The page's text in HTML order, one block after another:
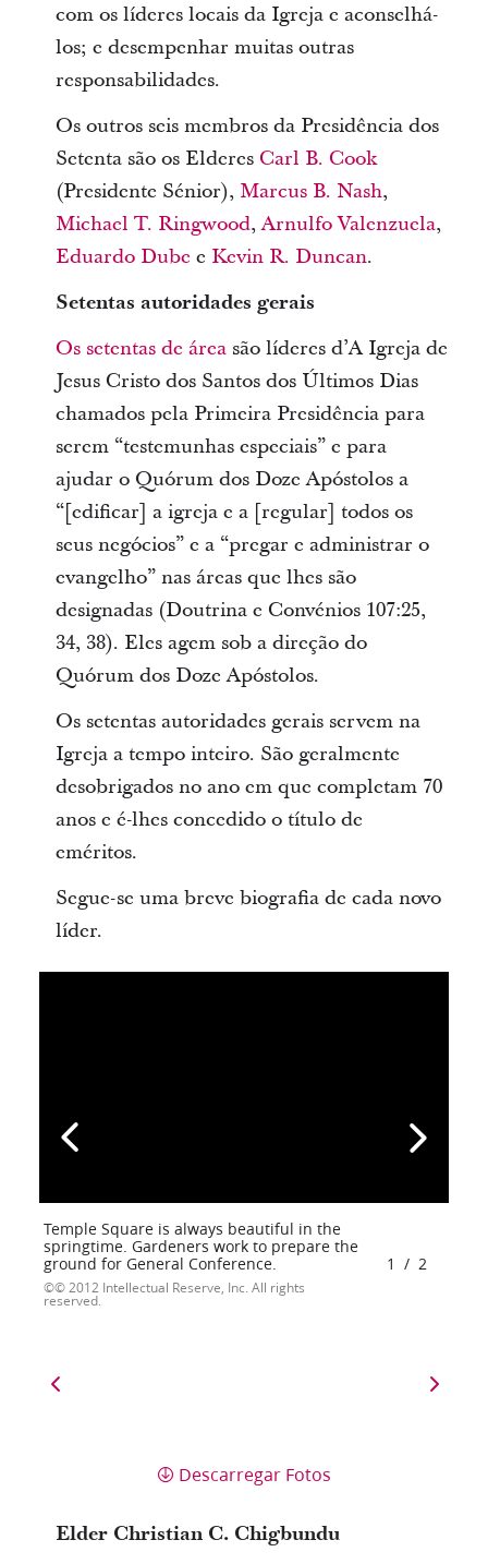
com os líderes locais da Igreja e aconselhá-
los; e desempenhar muitas outras
responsabilidades.
Os outros seis membros da Presidência dos
Setenta são os Elderes Carl B. Cook
(Presidente Sénior), Marcus B. Nash,
Michael T. Ringwood,Arnulfo Valenzuela,
Eduardo Dube e Kevin R. Duncan.
Setentas autoridades gerais
Os setentas de áreasão líderes d’A Igreja de
Jesus Cristo dos Santos dos Últimos Dias
chamados pela Primeira Presidência para
serem “testemunhas especiais” e para
ajudar o Quórum dos Doze Apóstolos a
“[edificar] a igreja e a [regular] todos os
seus negócios” e a “pregar e administrar o
evangelho” nas áreas que lhes são
designadas (Doutrina e Convénios 107:25,
34, 38). Eles agem sob a direção do
Quórum dos Doze Apóstolos.
Os setentas autoridades gerais servem na
Igreja a tempo inteiro. São geralmente
desobrigados no ano em que completam 70
anos e é-lhes concedido o título de
eméritos.
Segue-se uma breve biografia de cada novo
líder.
Temple Square is always beautiful in the
springtime. Gardeners work to prepare the
ground for General Conference.
© 2012 Intellectual Reserve, Inc. All rights
reserved.
1 / 2
Descarregar Fotos
Elder Christian C. Chigbundu